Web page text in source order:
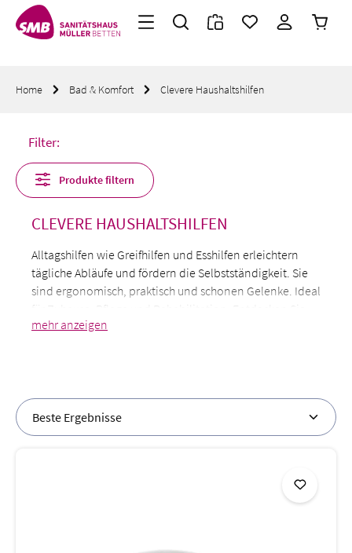
Zum Hauptinhalt springen
Home Bad & Komfort Clevere Haushaltshilfen
Filter:
Produkte filtern
CLEVERE HAUSHALTSHILFEN
Alltagshilfen wie Greifhilfen und Esshilfen erleichtern
tägliche Abläufe und fördern die Selbstständigkeit. Sie
sind ergonomisch, praktisch und schonen Gelenke. Ideal
für Zuhause, Pflege und Rehabilitation. Entdecken Sie
jetzt unsere Auswahl an hochwertigen Alltagshilfen und